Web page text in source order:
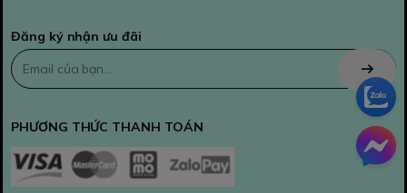
Đăng ký nhận ưu đãi
PHƯƠNG THỨC THANH TOÁN